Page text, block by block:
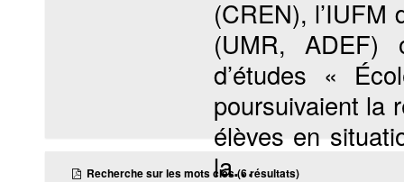
(CREN), l’IUFM
(UMR, ADEF)
d’études «
poursuivaient la
élèves en
la...
Recherche sur les mots clés (6 résultats)